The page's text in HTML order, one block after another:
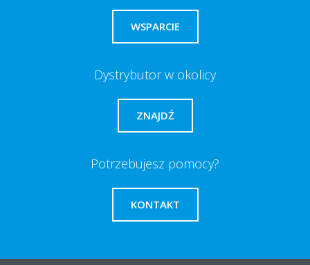
WSPARCIE
Dystrybutor w okolicy
ZNAJDŹ
Potrzebujesz pomocy?
KONTAKT